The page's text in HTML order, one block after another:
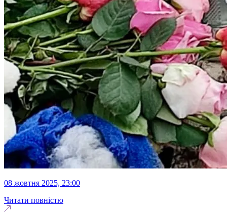
08 жовтня 2025, 23:00
Читати повністю